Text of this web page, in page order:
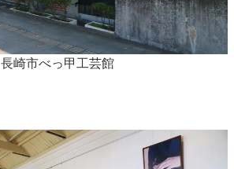
長崎市べっ甲工芸館